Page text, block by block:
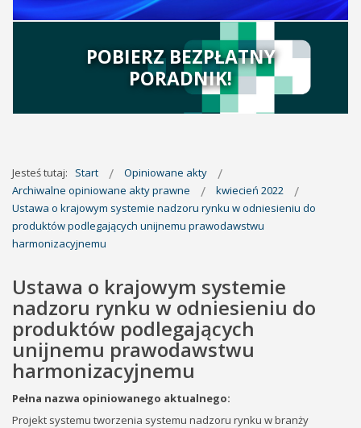
POBIERZ BEZPŁATNY
PORADNIK!
Jesteś tutaj: Start
Opiniowane akty
Archiwalne opiniowane akty prawne
kwiecień 2022
Ustawa o krajowym systemie nadzoru rynku w odniesieniu do
produktów podlegających unijnemu prawodawstwu
harmonizacyjnemu
Ustawa o krajowym systemie
nadzoru rynku w odniesieniu do
produktów podlegających
unijnemu prawodawstwu
harmonizacyjnemu
Pełna nazwa opiniowanego aktualnego:
Projekt systemu tworzenia systemu nadzoru rynku w branży